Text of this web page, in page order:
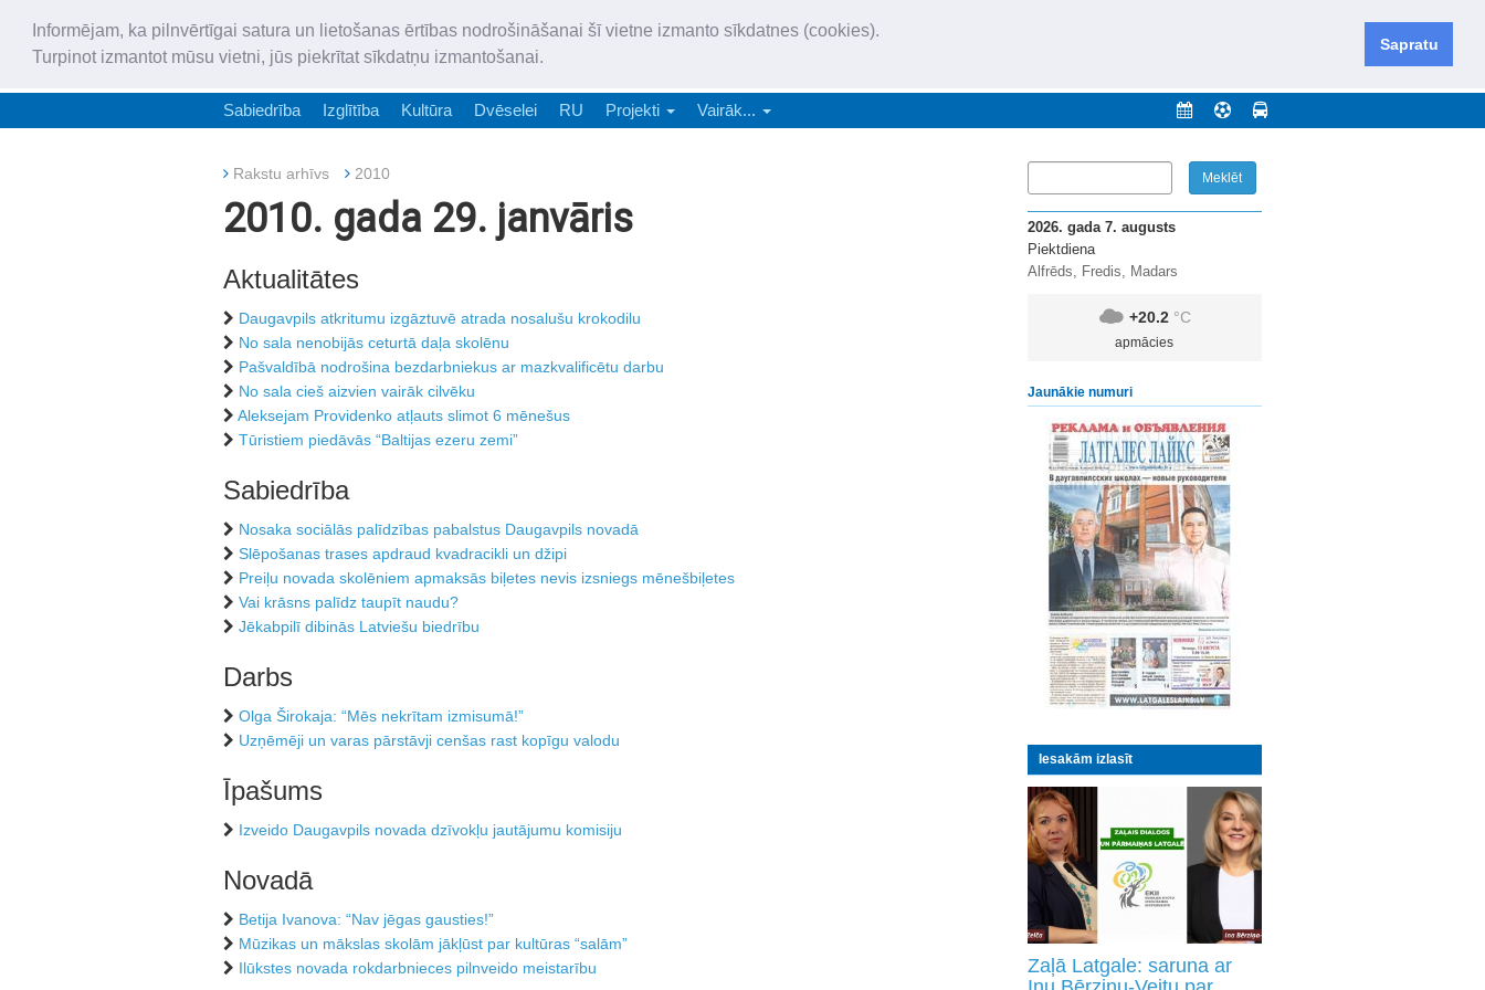
Informējam, ka pilnvērtīgai satura un lietošanas ērtības nodrošināšanai šī vietne izmanto sīkdatnes (cookies).
Turpinot izmantot mūsu vietni, jūs piekrītat sīkdatņu izmantošanai.
Sapratu
„Latgales Laiks” latviešu valodā aptver Daugavpils valstspilsētu, Augšdaugavas novadu un apkārtējos novadus un pilsētas.
Sabiedrība Izglītība Kultūra Dvēselei RU Projekti Vairāk...
Rakstu arhīvs 2010
2010. gada 29. janvāris
Aktualitātes
Daugavpils atkritumu izgāztuvē atrada nosalušu krokodilu
No sala nenobijās ceturtā daļa skolēnu
Pašvaldībā nodrošina bezdarbniekus ar mazkvalificētu darbu
No sala cieš aizvien vairāk cilvēku
Aleksejam Providenko atļauts slimot 6 mēnešus
Tūristiem piedāvās “Baltijas ezeru zemi”
Sabiedrība
Nosaka sociālās palīdzības pabalstus Daugavpils novadā
Slēpošanas trases apdraud kvadracikli un džipi
Preiļu novada skolēniem apmaksās biļetes nevis izsniegs mēnešbiļetes
Vai krāsns palīdz taupīt naudu?
Jēkabpilī dibinās Latviešu biedrību
Darbs
Olga Širokaja: “Mēs nekrītam izmisumā!”
Uzņēmēji un varas pārstāvji cenšas rast kopīgu valodu
Īpašums
Izveido Daugavpils novada dzīvokļu jautājumu komisiju
Novadā
Betija Ivanova: “Nav jēgas gausties!”
Mūzikas un mākslas skolām jākļūst par kultūras “salām”
Ilūkstes novada rokdarbnieces pilnveido meistarību
2026. gada 7. augusts
Piektdiena
Alfrēds, Fredis, Madars
+20.2 °C
apmācies
Jaunākie numuri
Iesakām izlasīt
Zaļā Latgale: saruna ar